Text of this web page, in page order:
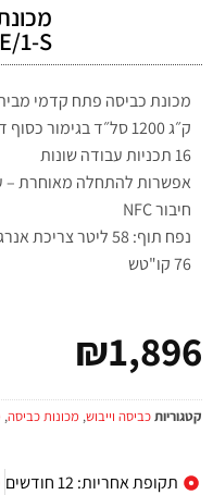
1-S
ק״ג 1200 סל״ד בגימור כסוף דירוג אנרגטי A
16 תכניות עבודה שונות
חיבור NFC
76 קו"טש
₪1,896
קטגוריותכביסה וייבוש, מכונות כביסה,
תקופת אחריות: 12 חודשים